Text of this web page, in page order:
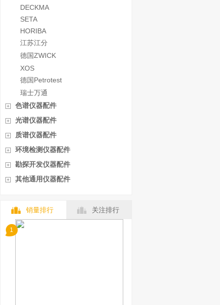
DECKMA
SETA
HORIBA
江苏江分
德国ZWICK
XOS
德国Petrotest
瑞士万通
色谱仪器配件
光谱仪器配件
质谱仪器配件
环境检测仪器配件
勘探开发仪器配件
其他通用仪器配件
销量排行 关注排行
1